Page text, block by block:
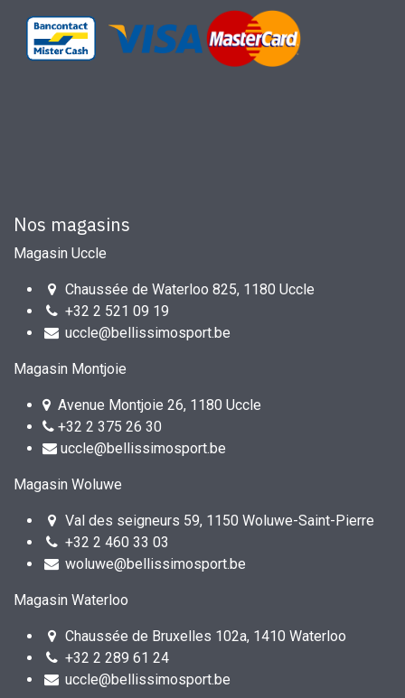
Nos magasins
Magasin Uccle
Chaussée de Waterloo 825, 1180 Uccle
+32 2 521 09 19
uccle@bellissimosport.be
Magasin Montjoie
Avenue Montjoie 26, 1180 Uccle
+32 2 375 26 30
uccle@bellissimosport.be
Magasin Woluwe
Val des seigneurs 59, 1150 Woluwe-Saint-Pierre
+32 2 460 33 03
woluwe@bellissimosport.be
Magasin Waterloo
Chaussée de Bruxelles 102a, 1410 Waterloo
+32 2 289 61 24
uccle@bellissimosport.be